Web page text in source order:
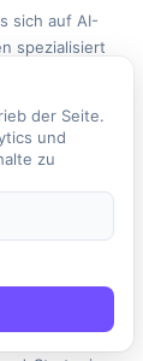
sich auf AI-
spezialisiert
sind Sie die
auf der
und
as Code
denken
entwerfen
mithilfe von
der Seite.
und
zu